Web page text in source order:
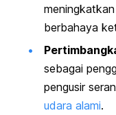
berbahaya
sebagai
pengusir
udara alami.